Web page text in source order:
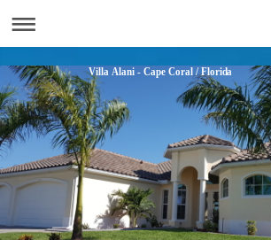
Villa Alani - Cape Coral / Florida